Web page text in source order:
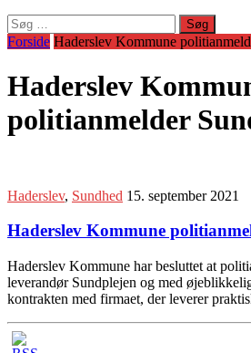
Søg
efter:
Forside Haderslev Kommune
Haderslev
politianmelder
Haderslev, Sundhed 15. september 2021
Haderslev Kommune
Haderslev Kommune har besluttet at
leverandør Sundplejen og med
kontrakten med firmaet, der leverer